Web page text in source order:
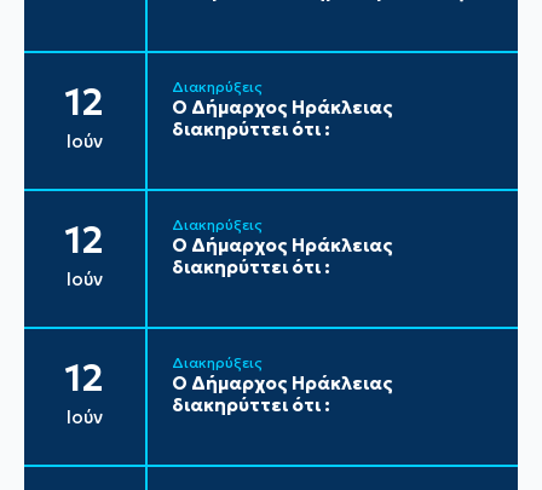
12
Ιούν
Διακηρύξεις
Ο Δήμαρχος Ηράκλειας
διακηρύττει ότι :
12
Ιούν
Διακηρύξεις
Ο Δήμαρχος Ηράκλειας
διακηρύττει ότι :
12
Ιούν
Διακηρύξεις
Ο Δήμαρχος Ηράκλειας
διακηρύττει ότι :